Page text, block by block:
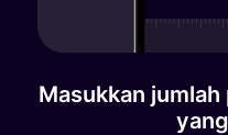
Masukkan